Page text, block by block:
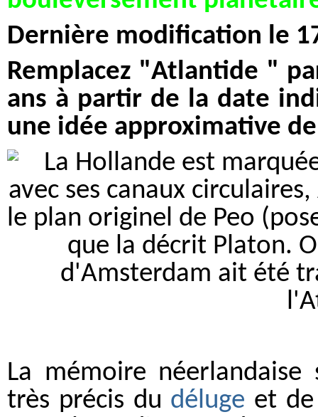
Dernière modification le
Remplacez "Atlantide "
ans à partir de la date
une idée approximative
La mémoire
très précis du déluge et